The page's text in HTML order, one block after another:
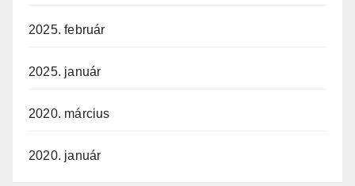
2025. február
2025. január
2020. március
2020. január